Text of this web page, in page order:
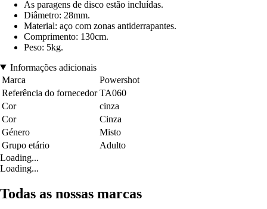
As paragens de disco estão incluídas.
Diâmetro: 28mm.
Material: aço com zonas antiderrapantes.
Comprimento: 130cm.
Peso: 5kg.
Informações adicionais
Marca
Powershot
Referência do fornecedor TA060
Cor
cinza
Cor
Cinza
Género
Misto
Grupo etário
Adulto
Loading...
Loading...
Todas as nossas marcas